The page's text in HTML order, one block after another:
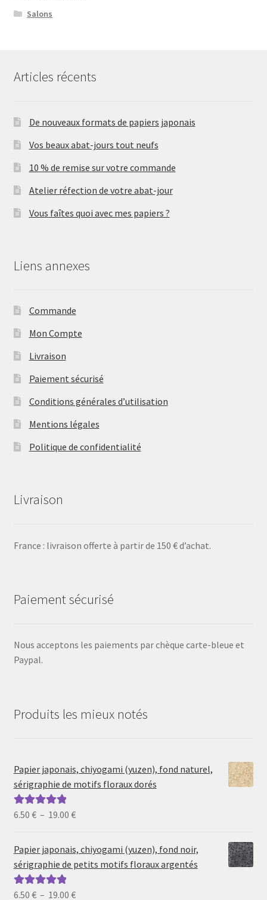
Salons
Articles récents
De nouveaux formats de papiers japonais
Vos beaux abat-jours tout neufs
10 % de remise sur votre commande
Atelier réfection de votre abat-jour
Vous faîtes quoi avec mes papiers ?
Liens annexes
Commande
Mon Compte
Livraison
Paiement sécurisé
Conditions générales d’utilisation
Mentions légales
Politique de confidentialité
Livraison
France : livraison offerte à partir de 150 € d’achat.
Paiement sécurisé
Nous acceptons les paiements par chèque carte-bleue et
Paypal.
Produits les mieux notés
Papier japonais, chiyogami (yuzen), fond naturel,
sérigraphie de motifs floraux dorés
Note5.00sur
6.50 € – 19.00 €Plage
prix :
6.50 €
à
Papier japonais, chiyogami (yuzen), fond noir,
sérigraphie de petits motifs floraux argentés
Note5.00sur
6.50 € – 19.00 €Plage